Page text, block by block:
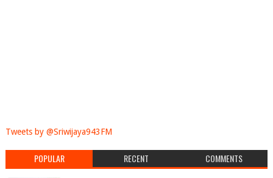
Tweets by @Sriwijaya943FM
POPULAR RECENT COMMENTS